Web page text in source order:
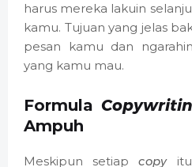
harus mereka lakuin
kamu. Tujuan yang jelas
pesan kamu dan
yang kamu mau.
Formula
Ampuh
Meskipun setiapcopyitu